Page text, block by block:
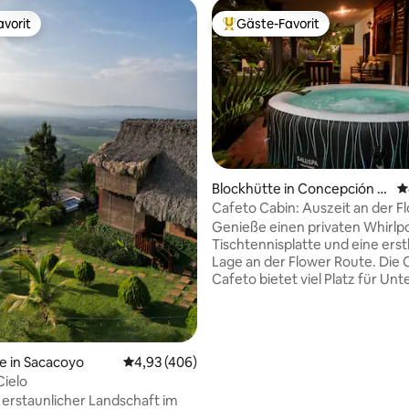
5 von 5, 32 Bewertungen
in Sacacoyo Durchschnittliche Bewertung: 4,93 von 5,
4,93 (406)
Landschaft im
Beliebter Gäste-Favorit.
Gäste-Favorit
Blockhütte in Concepción d
e Ataco
Cafeto Cabin: Auszeit an der
Route
Genieße einen privaten
Tischtennisplatte und eine
Lage an der Flower Route. Die
Cafeto bietet viel Platz für